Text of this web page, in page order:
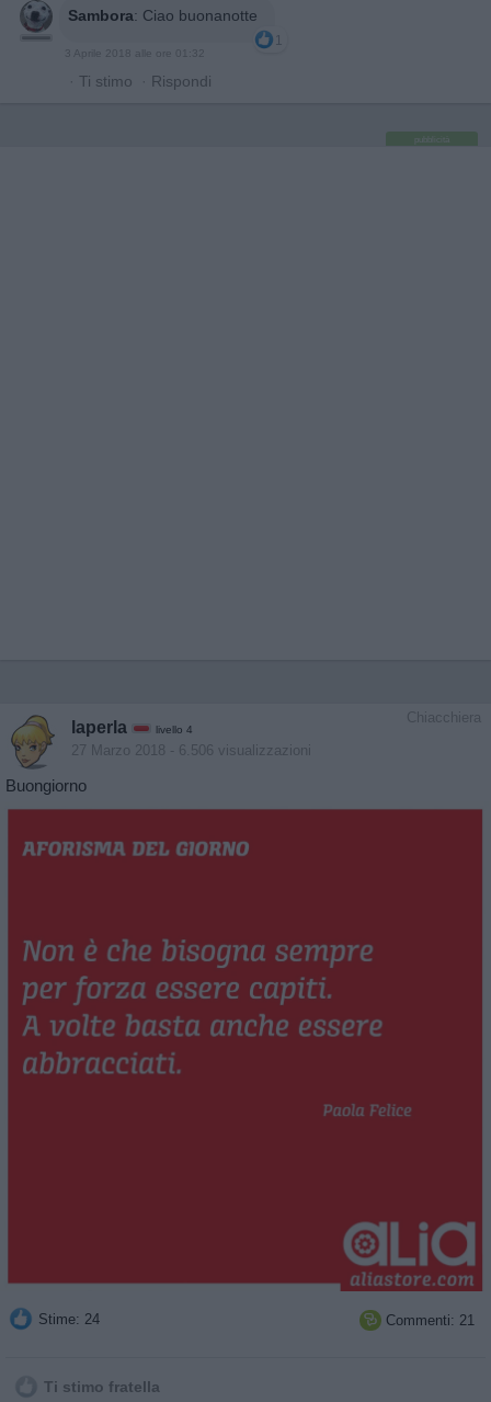
Sambora: Ciao buonanotte
1
3 Aprile 2018 alle ore 01:32
· Ti stimo · Rispondi
pubblicità
Chiacchiera
laperla livello 4
27 Marzo 2018 - 6.506 visualizzazioni
Buongiorno
Stime: 24  Commenti: 21
Ti stimo fratella